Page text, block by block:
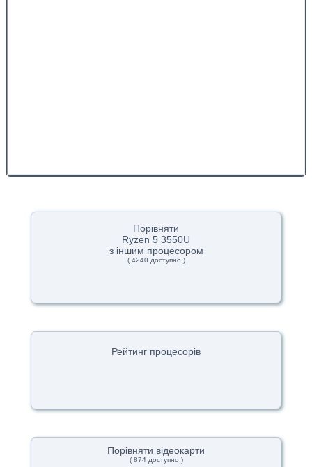
Порівняти
Ryzen 5 3550U
з іншим процесором
( 4240 доступно )
Рейтинг процесорів
Порівняти відеокарти
( 874 доступно )